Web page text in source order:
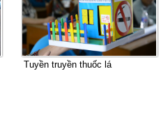
Tuyền truyền thuốc lá